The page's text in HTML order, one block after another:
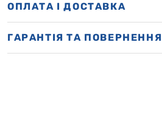
OПЛАТА І ДОСТАВКА
ГАРАНТІЯ ТА ПОВЕРНЕННЯ